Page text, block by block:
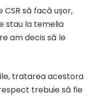
să facă ușor,
stau la temelia
am decis să le
tratarea acestora
trebuie să fie